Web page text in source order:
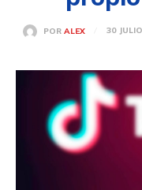
POR ALEX 30